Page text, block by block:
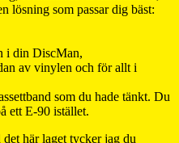
lösning som passar dig bäst:
i din DiscMan,
av vinylen och för allt i
som du hade tänkt. Du
ett E-90 istället.
här laget tycker jag du